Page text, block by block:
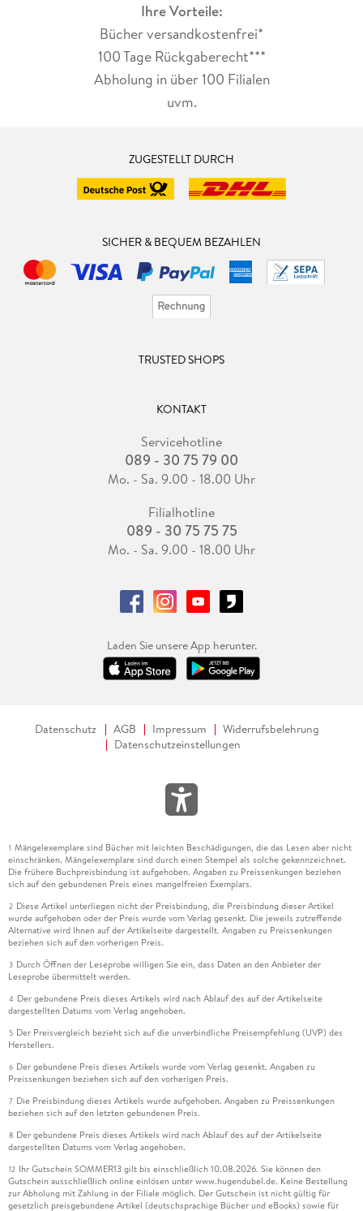
Ihre Vorteile:
Bücher versandkostenfrei*
100 Tage Rückgaberecht***
Abholung in über 100 Filialen
uvm.
ZUGESTELLT DURCH
SICHER & BEQUEM BEZAHLEN
TRUSTED SHOPS
KONTAKT
Servicehotline
089 - 30 75 79 00
Mo. - Sa. 9.00 - 18.00 Uhr
Filialhotline
089 - 30 75 75 75
Mo. - Sa. 9.00 - 18.00 Uhr
Laden Sie unsere App herunter.
Datenschutz AGB Impressum
Widerrufsbelehrung
Datenschutzeinstellungen
1 Mängelexemplare sind Bücher mit leichten Beschädigungen, die das Lesen aber nicht
einschränken. Mängelexemplare sind durch einen Stempel als solche gekennzeichnet.
Die frühere Buchpreisbindung ist aufgehoben. Angaben zu Preissenkungen beziehen
sich auf den gebundenen Preis eines mangelfreien Exemplars.
2 Diese Artikel unterliegen nicht der Preisbindung, die Preisbindung dieser Artikel
wurde aufgehoben oder der Preis wurde vom Verlag gesenkt. Die jeweils zutreffende
Alternative wird Ihnen auf der Artikelseite dargestellt. Angaben zu Preissenkungen
beziehen sich auf den vorherigen Preis.
3 Durch Öffnen der Leseprobe willigen Sie ein, dass Daten an den Anbieter der
Leseprobe übermittelt werden.
4 Der gebundene Preis dieses Artikels wird nach Ablauf des auf der Artikelseite
dargestellten Datums vom Verlag angehoben.
5 Der Preisvergleich bezieht sich auf die unverbindliche Preisempfehlung (UVP) des
Herstellers.
6 Der gebundene Preis dieses Artikels wurde vom Verlag gesenkt. Angaben zu
Preissenkungen beziehen sich auf den vorherigen Preis.
7 Die Preisbindung dieses Artikels wurde aufgehoben. Angaben zu Preissenkungen
beziehen sich auf den letzten gebundenen Preis.
8 Der gebundene Preis dieses Artikels wird nach Ablauf des auf der Artikelseite
dargestellten Datums vom Verlag angehoben.
12 Ihr Gutschein SOMMER13 gilt bis einschließlich 10.08.2026. Sie können den
Gutschein ausschließlich online einlösen unter www.hugendubel.de. Keine Bestellung
zur Abholung mit Zahlung in der Filiale möglich. Der Gutschein ist nicht gültig für
gesetzlich preisgebundene Artikel (deutschsprachige Bücher und eBooks) sowie für